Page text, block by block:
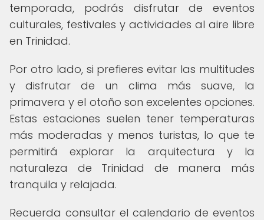
temporada, podrás disfrutar de eventos
culturales, festivales y actividades al aire libre
en Trinidad.
Por otro lado, si prefieres evitar las multitudes
y disfrutar de un clima más suave, la
primavera y el otoño son excelentes opciones.
Estas estaciones suelen tener temperaturas
más moderadas y menos turistas, lo que te
permitirá explorar la arquitectura y la
naturaleza de Trinidad de manera más
tranquila y relajada.
Recuerda consultar el calendario de eventos